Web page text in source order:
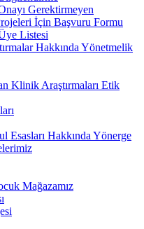
Gerektirmeyen
İçin Başvuru Formu
Listesi
Hakkında Yönetmelik
Klinik Araştırmaları Etik
Esasları Hakkında Yönerge
Mağazamız